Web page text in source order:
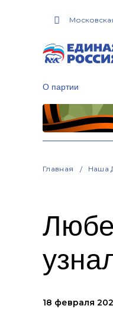
О партии
Главная Наша
18 февраля